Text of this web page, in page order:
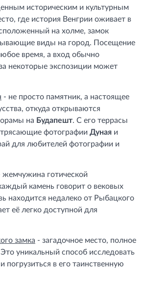
историческим и культурным
где история Венгрии оживает в
на холме, замок
виды на город. Посещение
время, а вход обычно
некоторые экспозиции может
- не просто памятник, а настоящее
откуда открываются
на Будапешт. С его террасы
фотографии Дуная и
для любителей фотографии и
жемчужина готической
камень говорит о вековых
находится недалеко от Рыбацкого
её легко доступной для
замка - загадочное место, полное
уникальный способ исследовать
погрузиться в его таинственную